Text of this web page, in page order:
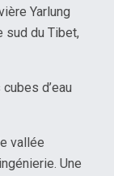
Yarlung
sud du Tibet,
d’eau
vallée
Une